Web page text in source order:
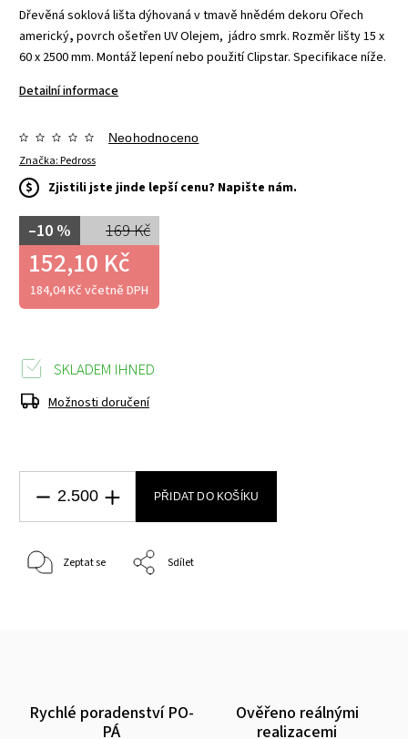
Dřevěná soklová lišta dýhovaná v tmavě hnědém dekoru Ořech
americký, povrch ošetřen UV Olejem, jádro smrk. Rozměr lišty 15 x
60 x 2500 mm. Montáž lepení nebo použití Clipstar. Specifikace níže.
Detailní informace
Značka:Pedross
Neohodnoceno
169 Kč
–10 %
152,10 Kč
184,04 Kč včetně DPH
$ Zjistili jste jinde lepší cenu? Napište nám.
SKLADEM IHNED
Možnosti doručení
PŘIDAT DO KOŠÍKU
Zeptat se Sdílet
Rychlé poradenství PO-
PÁ
Ověřeno reálnými
realizacemi